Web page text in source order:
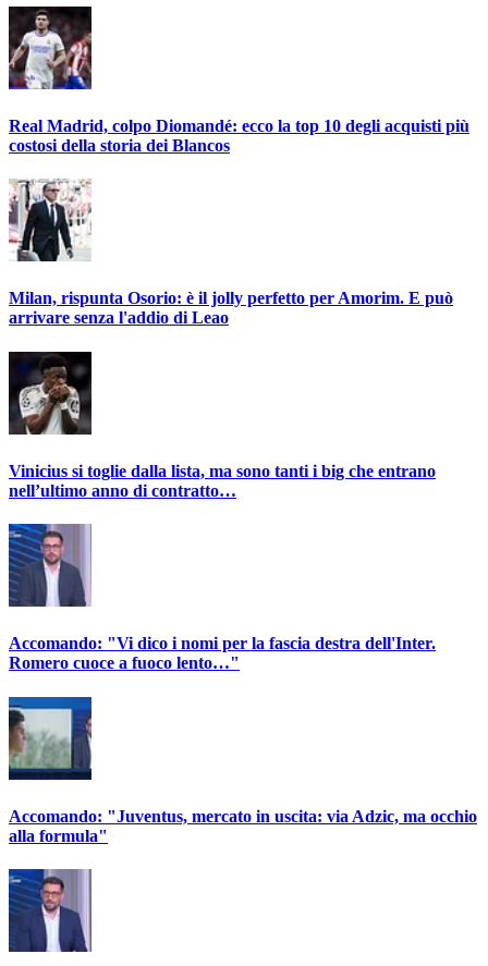
Real Madrid, colpo Diomandé: ecco la top 10 degli acquisti più
costosi della storia dei Blancos
Milan, rispunta Osorio: è il jolly perfetto per Amorim. E può
arrivare senza l'addio di Leao
Vinicius si toglie dalla lista, ma sono tanti i big che entrano
nell’ultimo anno di contratto…
Accomando: "Vi dico i nomi per la fascia destra dell'Inter.
Romero cuoce a fuoco lento…"
Accomando: "Juventus, mercato in uscita: via Adzic, ma occhio
alla formula"